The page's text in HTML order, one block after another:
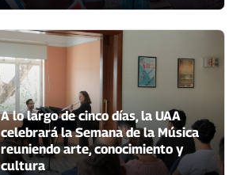
A lo largo de cinco días, la UAA
celebrará la Semana de la Música
reuniendo arte, conocimiento y
cultura